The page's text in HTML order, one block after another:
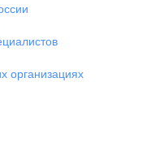
организациях